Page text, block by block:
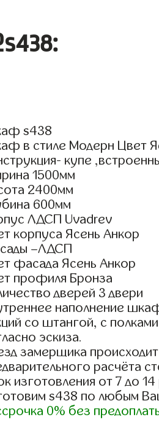
s438
в стиле Модерн Цвет
купе
1500мм
2400мм
600мм
ЛДСП Uvadrev
корпуса Ясень Анкор
–ЛДСП
фасада Ясень Анкор
профиля Бронза
дверей 3 двери
наполнение
со штангой, с
эскиза.
замерщика
расчёта
изготовления от 7 до 14
s438 по любым
0% без